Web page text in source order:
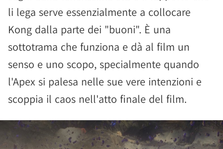
li lega serve essenzialmente a collocare
Kong dalla parte dei "buoni". È una
sottotrama che funziona e dà al film un
senso e uno scopo, specialmente quando
l'Apex si palesa nelle sue vere intenzioni e
scoppia il caos nell'atto finale del film.